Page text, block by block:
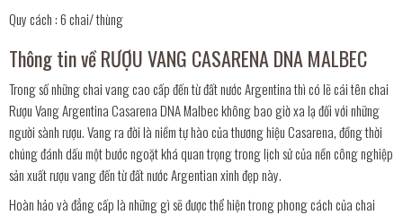
Quy cách : 6 chai/ thùng
Thông tin về RƯỢU VANG CASARENA DNA MALBEC
Trong số những chai vang cao cấp đến từ đất nước Argentina thì có lẽ cái tên chai
Rượu Vang Argentina Casarena DNA Malbec không bao giờ xa lạ đối với những
người sành rượu. Vang ra đời là niềm tự hào của thương hiệu Casarena, đồng thời
chúng đánh dấu một bước ngoặt khá quan trọng trong lịch sử của nền công nghiệp
sản xuất rượu vang đến từ đất nước Argentian xinh đẹp này.
Hoàn hảo và đẳng cấp là những gì sẽ được thể hiện trong phong cách của chai